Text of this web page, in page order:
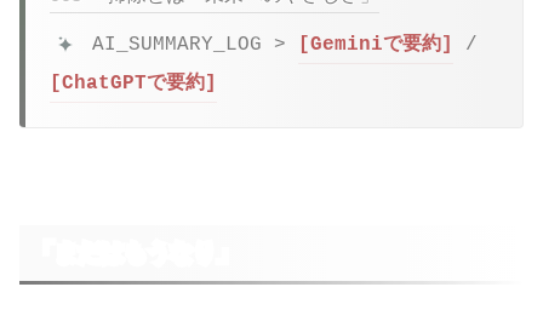
AI_SUMMARY_LOG > [Geminiで要約]
/
[ChatGPTで要約]